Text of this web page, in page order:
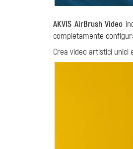
AKVIS AirBrush Video
completamente
Crea video artistici unici